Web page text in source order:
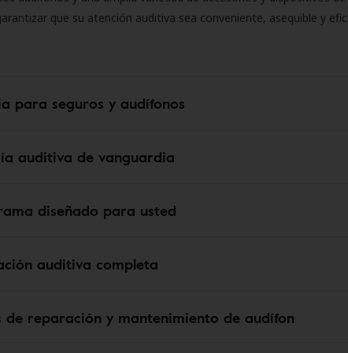
que su atención auditiva sea conveniente, asequible y
para seguros y audífonos
auditiva de vanguardia
diseñado para usted
auditiva completa
de reparación y mantenimiento de audífon